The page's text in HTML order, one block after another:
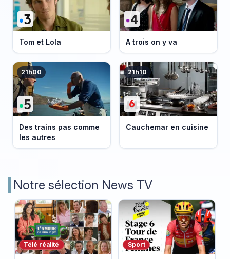
Tom et Lola A trois on y va
21h00
Des trains pas comme
les autres
21h10
Cauchemar en cuisine
Notre sélection News TV
Télé réalité Sport